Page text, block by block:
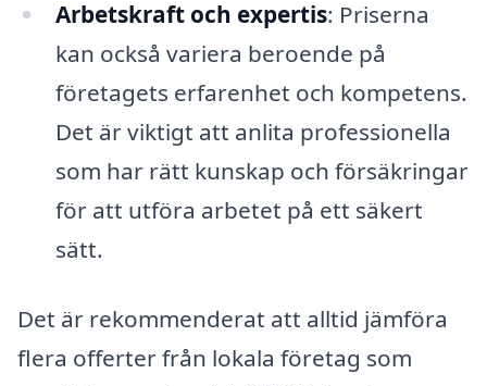
Arbetskraft och expertis: Priserna
kan också variera beroende på
företagets erfarenhet och kompetens.
Det är viktigt att anlita professionella
som har rätt kunskap och försäkringar
för att utföra arbetet på ett säkert
sätt.
Det är rekommenderat att alltid jämföra
flera offerter från lokala företag som